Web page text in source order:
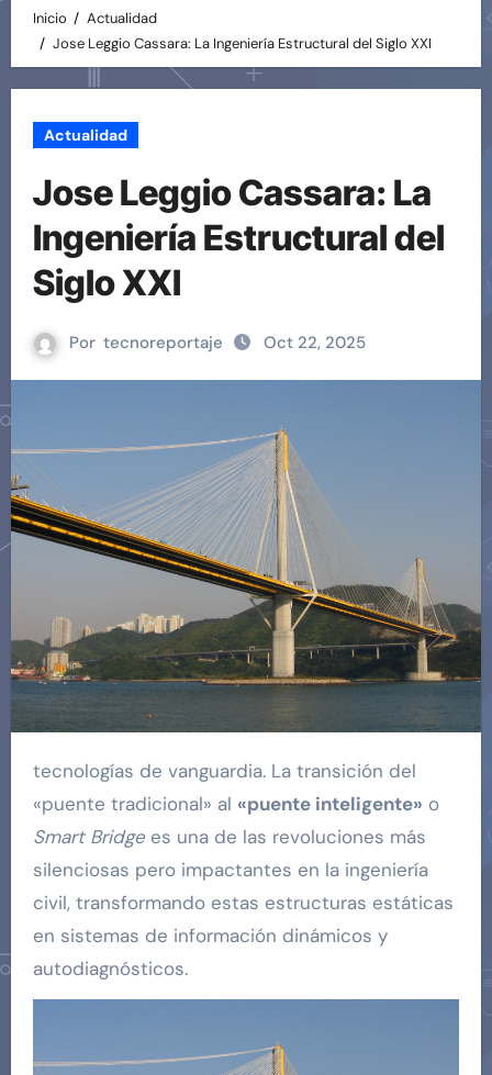
Inicio
Actualidad
Jose Leggio Cassara: La Ingeniería Estructural del Siglo XXI
Actualidad
Jose Leggio Cassara: La
Ingeniería Estructural del
Siglo XXI
Por tecnoreportaje Oct 22, 2025
tecnologías de vanguardia. La transición del
«puente tradicional» al «puente inteligente» o
Smart Bridgees una de las revoluciones más
silenciosas pero impactantes en la ingeniería
civil, transformando estas estructuras estáticas
en sistemas de información dinámicos y
autodiagnósticos.